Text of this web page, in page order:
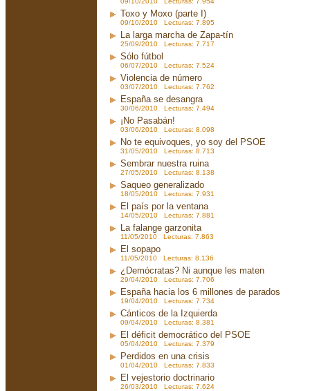
Toxo y Moxo (parte I)
09/10/2010 Lecturas: 7.895
La larga marcha de Zapa-tín
25/09/2010 Lecturas: 7.717
Sólo fútbol
06/07/2010 Lecturas: 7.524
Violencia de número
03/07/2010 Lecturas: 7.762
España se desangra
30/06/2010 Lecturas: 7.494
¡No Pasabán!
03/06/2010 Lecturas: 8.098
No te equivoques, yo soy del PSOE
31/05/2010 Lecturas: 8.713
Sembrar nuestra ruina
27/05/2010 Lecturas: 8.138
Saqueo generalizado
18/05/2010 Lecturas: 7.931
El país por la ventana
14/05/2010 Lecturas: 7.881
La falange garzonita
11/05/2010 Lecturas: 7.863
El sopapo
11/05/2010 Lecturas: 8.136
¿Demócratas? Ni aunque les maten
29/04/2010 Lecturas: 7.706
España hacia los 6 millones de parados
19/04/2010 Lecturas: 7.734
Cánticos de la Izquierda
09/04/2010 Lecturas: 8.381
El déficit democrático del PSOE
05/04/2010 Lecturas: 7.379
Perdidos en una crisis
01/04/2010 Lecturas: 7.833
El vejestorio doctrinario
26/03/2010 Lecturas: 7.624